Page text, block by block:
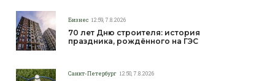
Бизнес 12:59, 7.8.2026
70 лет Дню строителя: история
праздника, рождённого на ГЭС
Санкт-Петербург 12:50, 7.8.2026